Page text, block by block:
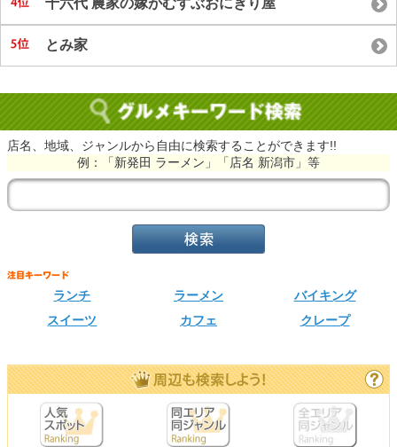
とみ家
店名、地域、ジャンルから自由に検索することができます!!
例：「新発田 ラーメン」「店名 新潟市」等
ランチ ラーメン
バイキング
スイーツ
カフェ クレープ